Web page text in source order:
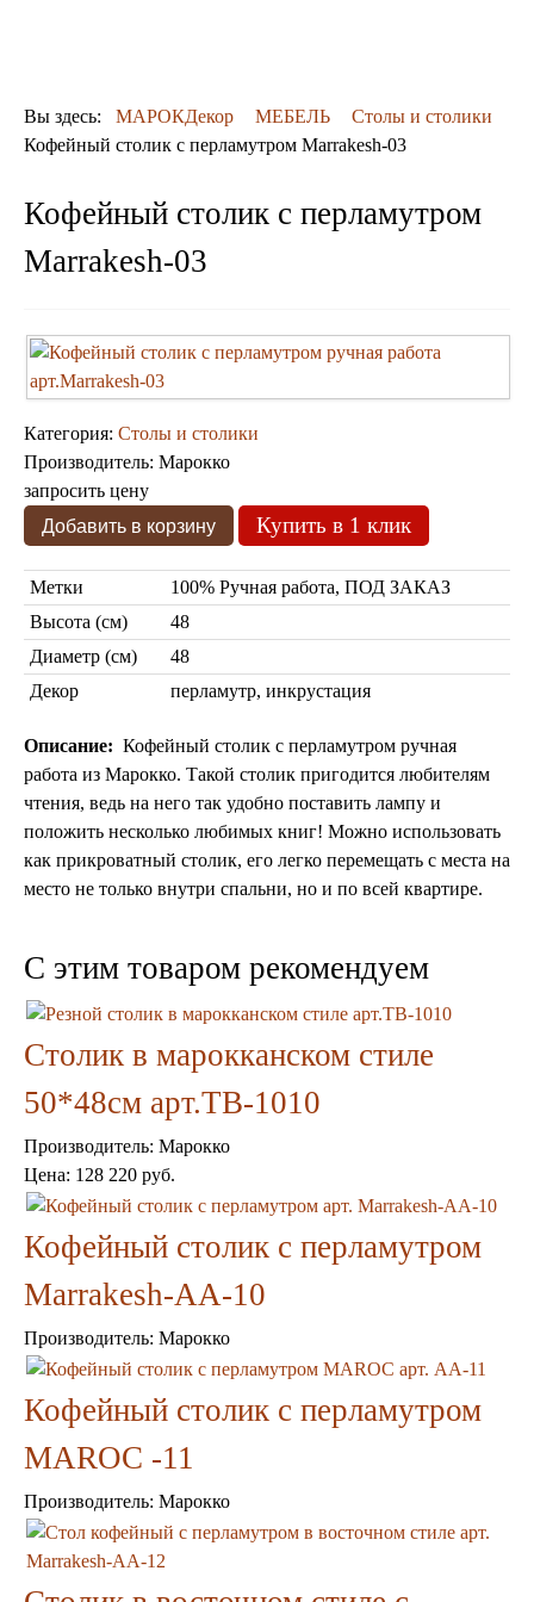
Люстры марокканские
Люстры со стеклом
Марокканские Мозаичные
Бра из мозаики
Бра со стеклом
Настольные лампы
Марокканские Мозаичные
Марокканские лампы
Торшеры
Марокканские Мозаичные
Торшеры Марокко
Торшеры со стеклом
Светильники потолочные
Светильники для кафе и ресторанов
Светильники Лофт
Люстры для мечети
Абажуры
Столы и столики
Диваны и кресла
ДОСТАВКА
Вы здесь: МАРОКДекор МЕБЕЛЬ
Столы и столики
Кофейный столик с перламутром Marrakesh-03
Кофейный столик с перламутром
Marrakesh-03
Категория: Столы и столики
Производитель: Марокко
запросить цену
Купить в 1 клик
Метки
100% Ручная работа, ПОД ЗАКАЗ
Высота (см)
48
Диаметр (см)
48
Декор
перламутр, инкрустация
Описание: Кофейный столик с перламутром ручная
работа из Марокко. Такой столик пригодится любителям
чтения, ведь на него так удобно поставить лампу и
положить несколько любимых книг! Можно использовать
как прикроватный столик, его легко перемещать с места на
место не только внутри спальни, но и по всей квартире.
C этим товаром рекомендуем
Столик в марокканском стиле
50*48см арт.TB-1010
Производитель: Марокко
Цена: 128 220 руб.
Кофейный столик с перламутром
Marrakesh-AA-10
Производитель: Марокко
Кофейный столик с перламутром
MAROC -11
Производитель: Марокко